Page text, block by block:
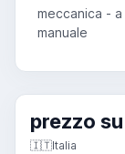
meccanica -
manuale
prezzo
🇮🇹Italia